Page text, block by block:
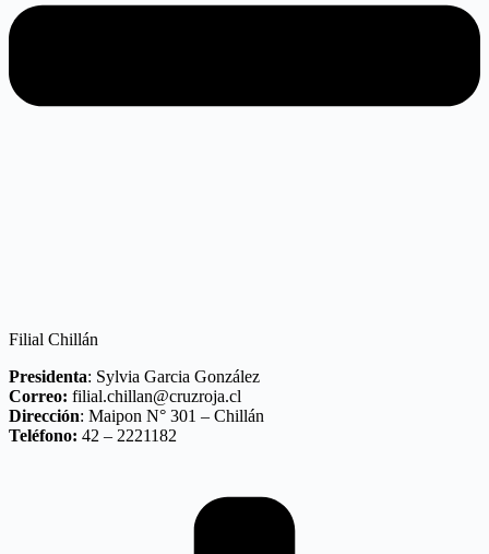
Filial Chillán
Presidenta: Sylvia Garcia González
Correo: filial.chillan@cruzroja.cl
Dirección: Maipon N° 301 – Chillán
Teléfono: 42 – 2221182